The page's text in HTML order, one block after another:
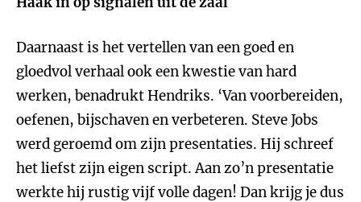
Daarnaast is het vertellen van een goed en
gloedvol verhaal ook een kwestie van hard
werken, benadrukt Hendriks. ‘Van voorbereiden,
oefenen, bijschaven en verbeteren. Steve Jobs
werd geroemd om zijn presentaties. Hij schreef
het liefst zijn eigen script. Aan zo’n presentatie
werkte hij rustig vijf volle dagen! Dan krijg je dus